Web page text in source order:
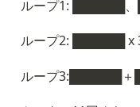
ループ1: ██████
ループ2: ██████
ループ3:██████